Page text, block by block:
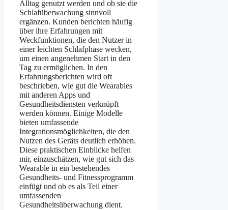
Alltag genutzt werden und ob sie die
Schlafüberwachung sinnvoll
ergänzen. Kunden berichten häufig
über ihre Erfahrungen mit
Weckfunktionen, die den Nutzer in
einer leichten Schlafphase wecken,
um einen angenehmen Start in den
Tag zu ermöglichen. In den
Erfahrungsberichten wird oft
beschrieben, wie gut die Wearables
mit anderen Apps und
Gesundheitsdiensten verknüpft
werden können. Einige Modelle
bieten umfassende
Integrationsmöglichkeiten, die den
Nutzen des Geräts deutlich erhöhen.
Diese praktischen Einblicke helfen
mir, einzuschätzen, wie gut sich das
Wearable in ein bestehendes
Gesundheits- und Fitnessprogramm
einfügt und ob es als Teil einer
umfassenden
Gesundheitsüberwachung dient.